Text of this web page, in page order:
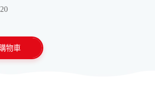
20
物車